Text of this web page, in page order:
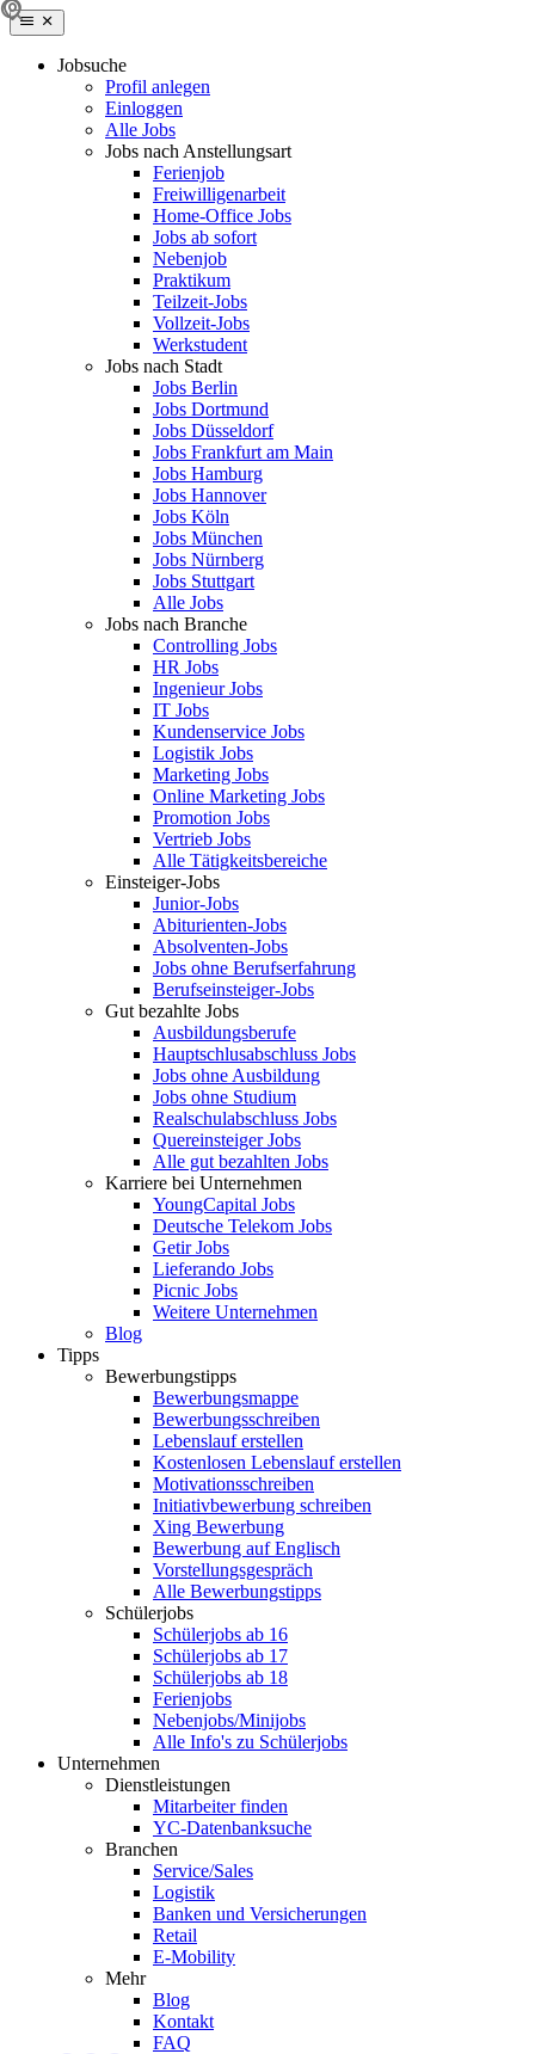
Jobsuche
Profil anlegen
Einloggen
Alle Jobs
Jobs nach Anstellungsart
Ferienjob
Freiwilligenarbeit
Home-Office Jobs
Jobs ab sofort
Nebenjob
Praktikum
Teilzeit-Jobs
Vollzeit-Jobs
Werkstudent
Jobs nach Stadt
Jobs Berlin
Jobs Dortmund
Jobs Düsseldorf
Jobs Frankfurt am Main
Jobs Hamburg
Jobs Hannover
Jobs Köln
Jobs München
Jobs Nürnberg
Jobs Stuttgart
Alle Jobs
Jobs nach Branche
Controlling Jobs
HR Jobs
Ingenieur Jobs
IT Jobs
Kundenservice Jobs
Logistik Jobs
Marketing Jobs
Online Marketing Jobs
Promotion Jobs
Vertrieb Jobs
Alle Tätigkeitsbereiche
Einsteiger-Jobs
Junior-Jobs
Abiturienten-Jobs
Absolventen-Jobs
Jobs ohne Berufserfahrung
Berufseinsteiger-Jobs
Gut bezahlte Jobs
Ausbildungsberufe
Hauptschlusabschluss Jobs
Jobs ohne Ausbildung
Jobs ohne Studium
Realschulabschluss Jobs
Quereinsteiger Jobs
Alle gut bezahlten Jobs
Karriere bei Unternehmen
YoungCapital Jobs
Deutsche Telekom Jobs
Getir Jobs
Lieferando Jobs
Picnic Jobs
Weitere Unternehmen
Blog
Tipps
Bewerbungstipps
Bewerbungsmappe
Bewerbungsschreiben
Lebenslauf erstellen
Kostenlosen Lebenslauf erstellen
Motivationsschreiben
Initiativbewerbung schreiben
Xing Bewerbung
Bewerbung auf Englisch
Vorstellungsgespräch
Alle Bewerbungstipps
Schülerjobs
Schülerjobs ab 16
Schülerjobs ab 17
Schülerjobs ab 18
Ferienjobs
Nebenjobs/Minijobs
Alle Info's zu Schülerjobs
Unternehmen
Dienstleistungen
Mitarbeiter finden
YC-Datenbanksuche
Branchen
Service/Sales
Logistik
Banken und Versicherungen
Retail
E-Mobility
Mehr
Blog
Kontakt
FAQ